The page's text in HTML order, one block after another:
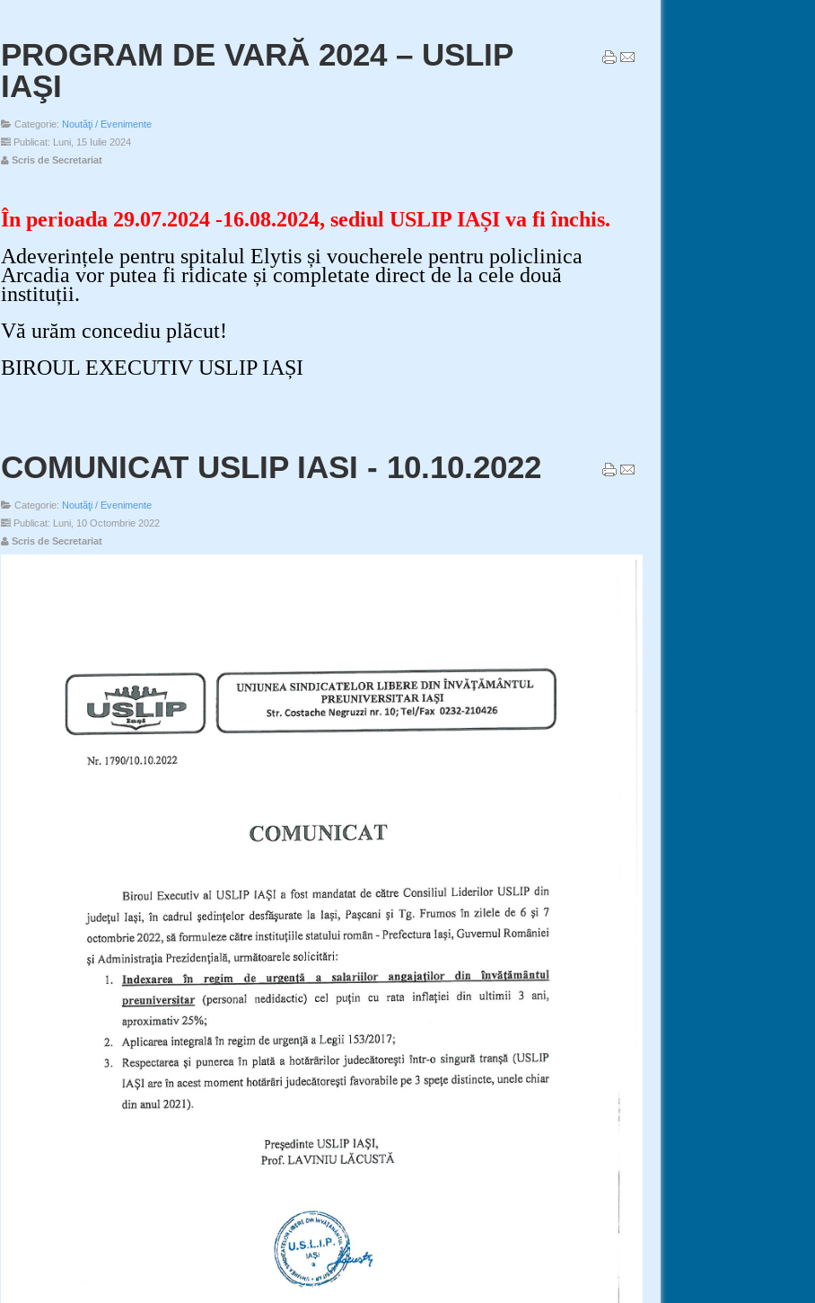
PROGRAM DE VARĂ 2024 – USLIP
IAŞI
Categorie: Noutăţi / Evenimente
Publicat: Luni, 15 Iulie 2024
Scris de Secretariat
În perioada 29.07.2024 -16.08.2024, sediul USLIP IAȘI va fi închis.
Adeverințele pentru spitalul Elytis și voucherele pentru policlinica
Arcadia vor putea fi ridicate și completate direct de la cele două
instituții.
Vă urăm concediu plăcut!
BIROUL EXECUTIV USLIP IAȘI
COMUNICAT USLIP IASI - 10.10.2022
Categorie: Noutăţi / Evenimente
Publicat: Luni, 10 Octombrie 2022
Scris de Secretariat